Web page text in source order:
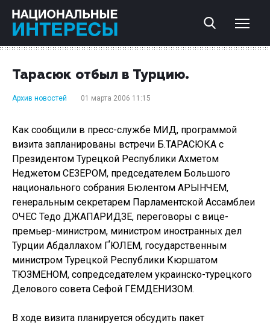
Тарасюк отбыл в Турцию.
Архив новостей 01 марта 2006 11:15
Как сообщили в пресс-службе МИД, программой
визита запланированы встречи Б.ТАРАСЮКА с
Президентом Турецкой Республики Ахметом
Неджетом СЕЗЕРОМ, председателем Большого
национального собрания Бюлентом АРЫНЧЕМ,
генеральным секретарем Парламентской Ассамблеи
ОЧЕС Тедо ДЖАПАРИДЗЕ, переговоры с вице-
премьер-министром, министром иностранных дел
Турции Абдаллахом ҐЮЛЕМ, государственным
министром Турецкой Республики Кюршатом
ТЮЗМЕНОМ, сопредседателем украинско-турецкого
Делового совета Сефой ГЁМДЕНИЗОМ.
В ходе визита планируется обсудить пакет